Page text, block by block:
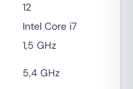
12
Intel Core i7
1,5 GHz
5,4 GHz